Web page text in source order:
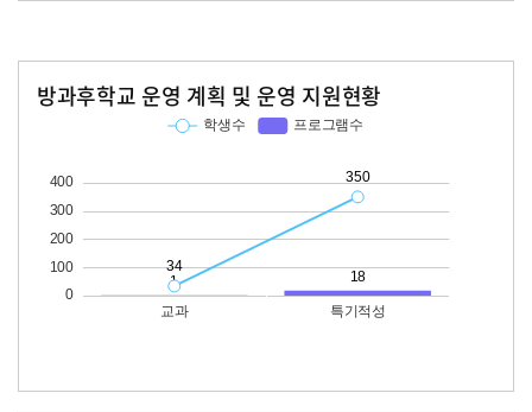
방과후학교 운영 계획 및 운영 지원현황